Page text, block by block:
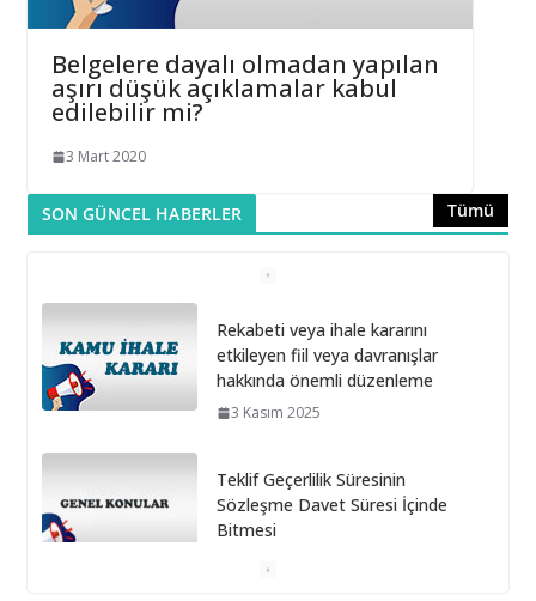
Belgelere dayalı olmadan yapılan
aşırı düşük açıklamalar kabul
edilebilir mi?
3 Mart 2020
SON GÜNCEL HABERLER Tümü
Rekabeti veya ihale kararını
etkileyen fiil veya davranışlar
hakkında önemli düzenleme
3 Kasım 2025
Teklif Geçerlilik Süresinin
Sözleşme Davet Süresi İçinde
Bitmesi
6 Ekim 2025